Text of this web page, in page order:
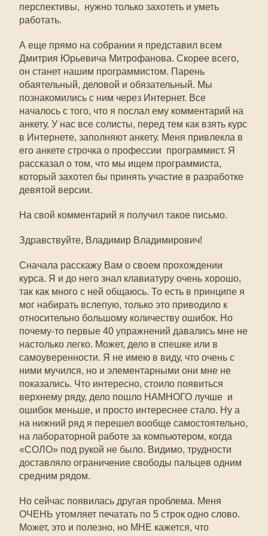
перспективы,  нужно только захотеть и уметь
работать.
А еще прямо на собрании я представил всем
Дмитрия Юрьевича Митрофанова. Скорее всего,
он станет нашим программистом. Парень
обаятельный, деловой и обязательный. Мы
познакомились с ним через Интернет. Все
началось с того, что я послал ему комментарий на
анкету. У нас все солисты, перед тем как взять курс
в Интернете, заполняют анкету. Меня привлекла в
его анкете строчка о профессии  программист. Я
рассказал о том, что мы ищем программиста,
который захотел бы принять участие в разработке
девятой версии.
На свой комментарий я получил такое письмо.
Здравствуйте, Владимир Владимирович!
Сначала расскажу Вам о своем прохождении
курса. Я и до него знал клавиатуру очень хорошо,
так как много с ней общаюсь. То есть в принципе я
мог набирать вслепую, только это приводило к
относительно большому количеству ошибок. Но
почему-то первые 40 упражнений давались мне не
настолько легко. Может, дело в спешке или в
самоуверенности. Я не имею в виду, что очень с
ними мучился, но и элементарными они мне не
показались. Что интересно, стоило появиться
верхнему ряду, дело пошло НАМНОГО лучше  и
ошибок меньше, и просто интереснее стало. Ну а
на нижний ряд я перешел вообще самостоятельно,
на лабораторной работе за компьютером, когда
«СОЛО» под рукой не было. Видимо, трудности
доставляло ограничение свободы пальцев одним
средним рядом.
Но сейчас появилась другая проблема. Меня
ОЧЕНЬ утомляет печатать по 5 строк одно слово.
Может, это и полезно, но МНЕ кажется, что